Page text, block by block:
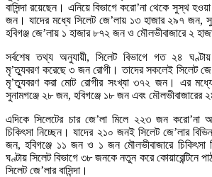
বাসিন্দা রয়েছেন। এনিয়ে বিভাগে করো’না থেকে সুস্থ
জন। যাদের মধ্যে সিলেট জে’লায় ১৩ হাজার ২৯৭ জন,
হবিগঞ্জ জে’লায় ১ হাজার ৮৭২ জন ও মৌলভীবাজারে ২
সর্বশেষ তথ্য অনুযায়ী, সিলেট বিভাগে গত ২৪
মৃ’ত্যুবরণ করেছে ৩ জন রোগী। তাদের সকলেই সিলেট
মৃ’ত্যুবরণ করা মোট রোগীর সংখ্যা ৩৭২ জন। এর
সুনামগঞ্জে ২৮ জন, হবিগঞ্জে ১৮ জন এবং মৌলভীবাজারের
এদিকে সিলেটের চার জে’লা মিলে ২২৩ জন করো’না
চিকিৎসা নিচ্ছেন। যাদের ২১০ জনই সিলেট জে’লার
জন, হবিগঞ্জে ১১ জন ও ১ জন মৌলভীবাজারে চিকিৎসা
ঘণ্টায় সিলেট বিভাগে ৩৮ জনকে নতুন করে কোয়ারেন্টিনে
সিলেট জে’লার বাসিন্দা।